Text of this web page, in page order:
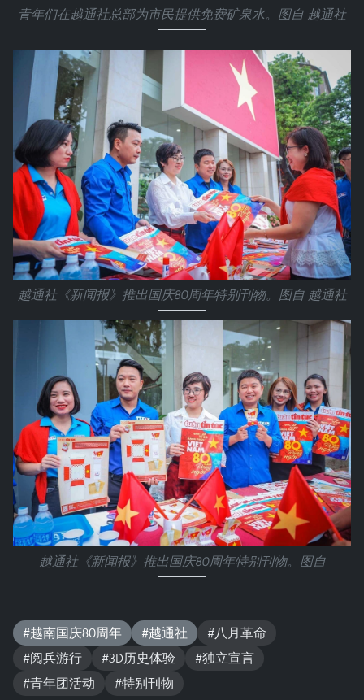
青年们在越通社总部为市民提供免费矿泉水。图自 越通社
越通社《新闻报》推出国庆80周年特别刊物。图自 越通社
越通社《新闻报》推出国庆80周年特别刊物。图自
#越南国庆80周年 #越通社
#八月革命
#阅兵游行
#3D历史体验
#独立宣言
#青年团活动
#特别刊物